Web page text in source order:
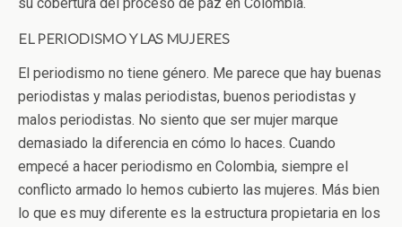
su cobertura del proceso de paz en Colombia.
EL PERIODISMO Y LAS MUJERES
El periodismo no tiene género. Me parece que hay buenas
periodistas y malas periodistas, buenos periodistas y
malos periodistas. No siento que ser mujer marque
demasiado la diferencia en cómo lo haces. Cuando
empecé a hacer periodismo en Colombia, siempre el
conflicto armado lo hemos cubierto las mujeres. Más bien
lo que es muy diferente es la estructura propietaria en los